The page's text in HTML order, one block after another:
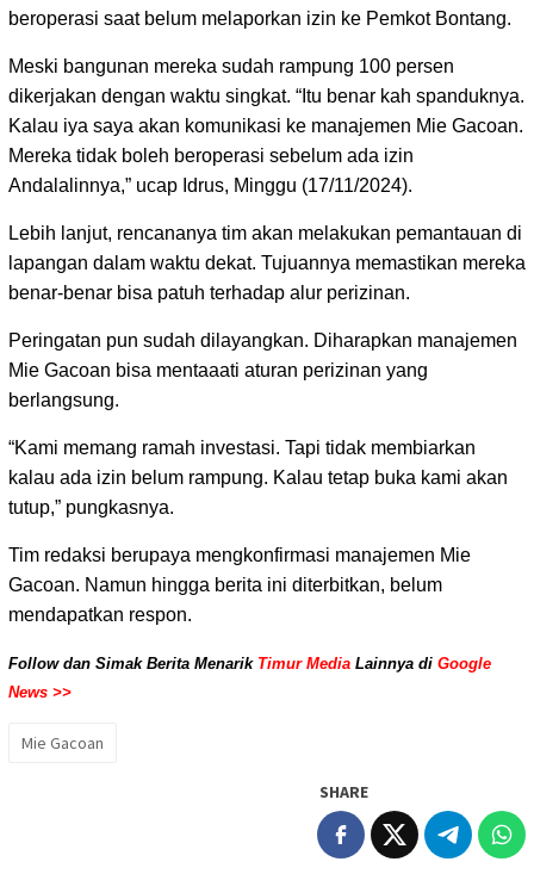
beroperasi saat belum melaporkan izin ke Pemkot Bontang.
Meski bangunan mereka sudah rampung 100 persen
dikerjakan dengan waktu singkat. “Itu benar kah spanduknya.
Kalau iya saya akan komunikasi ke manajemen Mie Gacoan.
Mereka tidak boleh beroperasi sebelum ada izin
Andalalinnya,” ucap Idrus, Minggu (17/11/2024).
Lebih lanjut, rencananya tim akan melakukan pemantauan di
lapangan dalam waktu dekat. Tujuannya memastikan mereka
benar-benar bisa patuh terhadap alur perizinan.
Peringatan pun sudah dilayangkan. Diharapkan manajemen
Mie Gacoan bisa mentaaati aturan perizinan yang
berlangsung.
“Kami memang ramah investasi. Tapi tidak membiarkan
kalau ada izin belum rampung. Kalau tetap buka kami akan
tutup,” pungkasnya.
Tim redaksi berupaya mengkonfirmasi manajemen Mie
Gacoan. Namun hingga berita ini diterbitkan, belum
mendapatkan respon.
Follow dan Simak Berita Menarik Timur Media Lainnya di Google
News >>
Mie Gacoan
SHARE